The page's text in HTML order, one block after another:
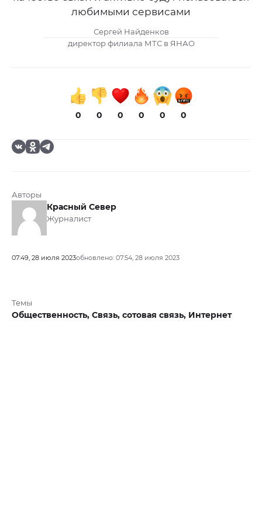
любимыми сервисами
Сергей Найденков
директор филиала МТС в ЯНАО
0 0 0 0 0 0
Авторы
Красный Север
Журналист
07:49, 28 июля 2023обновлено: 07:54, 28 июля 2023
Темы
Общественность, Связь, сотовая связь, Интернет